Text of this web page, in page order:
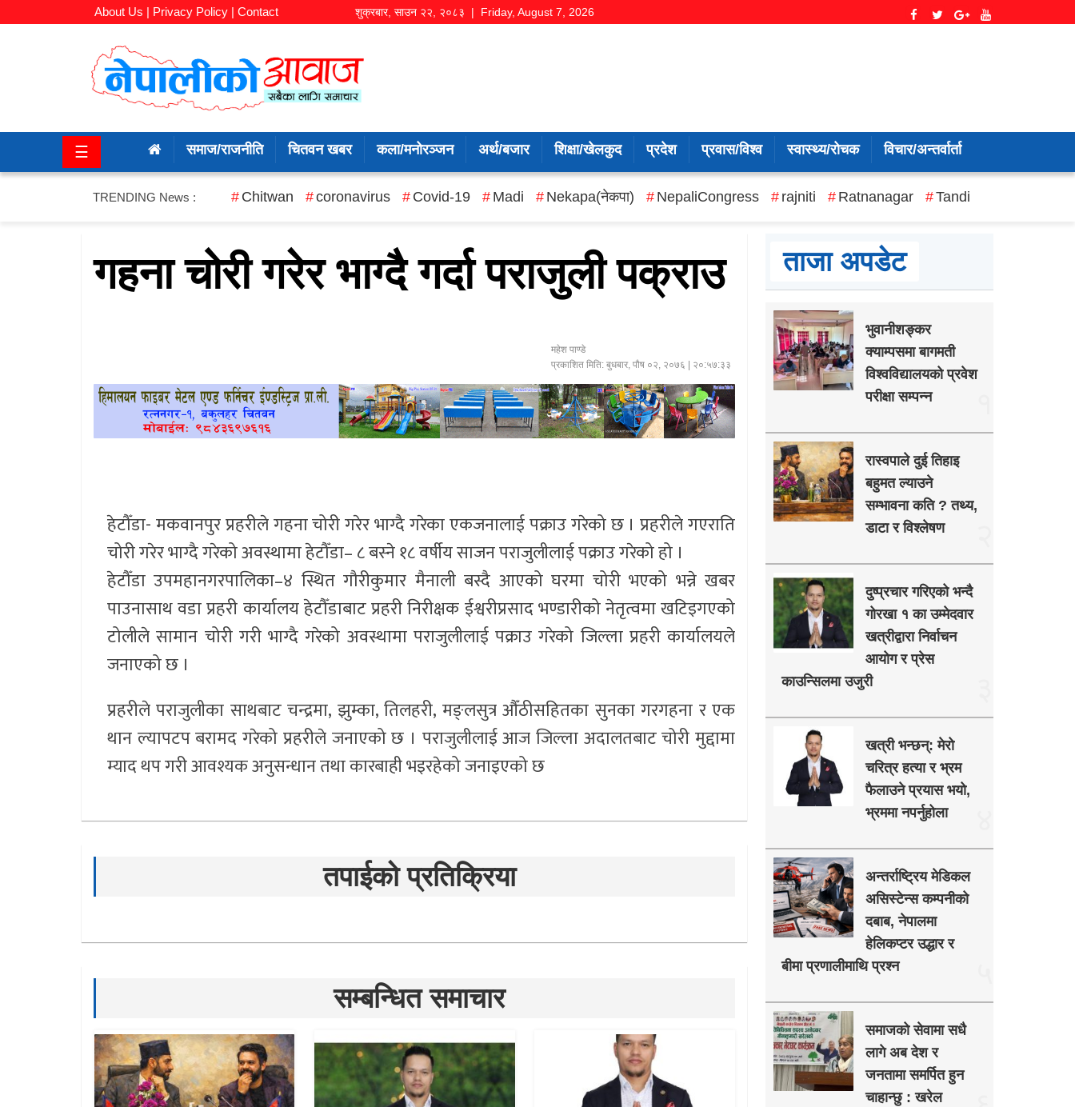
About Us | Privacy Policy | Contact शुक्रबार, साउन २२, २०८३ | Friday, August 7, 2026
राजनीति
☰ समाज/राजनीति चितवन खबर कला/मनोरञ्जन अर्थ/बजार शिक्षा/खेलकुद प्रदेश प्रवास/विश्व स्वास्थ्य/रोचक विचार/अन्तर्वार्ता
TRENDING News : Chitwan coronavirus Covid-19 Madi Nekapa(नेकपा) NepaliCongress rajniti Ratnanagar Tandi
गहना चोरी गरेर भाग्दै गर्दा पराजुली पक्राउ
महेश पाण्डे
प्रकाशित मिति:बुधबार, पौष ०२, २०७६ | २०:५७:३३
हेटौँडा- मकवानपुर प्रहरीले गहना चोरी गरेर भाग्दै गरेका एकजनालाई पक्राउ गरेको छ । प्रहरीले गएराति
चोरी गरेर भाग्दै गरेको अवस्थामा हेटौँडा– ८ बस्ने १८ वर्षीय साजन पराजुलीलाई पक्राउ गरेको हो ।
हेटौँडा उपमहानगरपालिका–४ स्थित गौरीकुमार मैनाली बस्दै आएको घरमा चोरी भएको भन्ने खबर
पाउनासाथ वडा प्रहरी कार्यालय हेटौँडाबाट प्रहरी निरीक्षक ईश्वरीप्रसाद भण्डारीको नेतृत्वमा खटिइगएको
टोलीले सामान चोरी गरी भाग्दै गरेको अवस्थामा पराजुलीलाई पक्राउ गरेको जिल्ला प्रहरी कार्यालयले
जनाएको छ ।
प्रहरीले पराजुलीका साथबाट चन्द्रमा, झुम्का, तिलहरी, मङ्लसुत्र औँठीसहितका सुनका गरगहना र एक
थान ल्यापटप बरामद गरेको प्रहरीले जनाएको छ । पराजुलीलाई आज जिल्ला अदालतबाट चोरी मुद्दामा
म्याद थप गरी आवश्यक अनुसन्धान तथा कारबाही भइरहेको जनाइएको छ
तपाईको प्रतिक्रिया
सम्बन्धित समाचार
ताजा अपडेट
भुवानीशङ्कर
क्याम्पसमा बागमती
विश्वविद्यालयको प्रवेश
परीक्षा सम्पन्न
रास्वपाले दुई तिहाइ
बहुमत ल्याउने
सम्भावना कति ? तथ्य,
डाटा र विश्लेषण
दुष्प्रचार गरिएको भन्दै
गोरखा १ का उम्मेदवार
खत्रीद्वारा निर्वाचन
आयोग र प्रेस
काउन्सिलमा उजुरी
खत्री भन्छन्: मेरो
चरित्र हत्या र भ्रम
फैलाउने प्रयास भयो,
भ्रममा नपर्नुहोला
अन्तर्राष्ट्रिय मेडिकल
असिस्टेन्स कम्पनीको
दबाब, नेपालमा
हेलिकप्टर उद्धार र
बीमा प्रणालीमाथि प्रश्न
समाजको सेवामा सधै
लागे अब देश र
जनतामा समर्पित हुन
चाहान्छु : खरेल